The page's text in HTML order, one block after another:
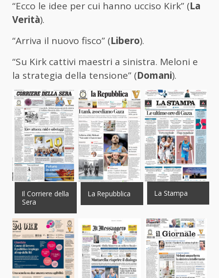
“Ecco le idee per cui hanno ucciso Kirk” (La
Verità).
“Arriva il nuovo fisco” (Libero).
“Su Kirk cattivi maestri a sinistra. Meloni e
la strategia della tensione” (Domani).
Il Corriere della
Sera
La Repubblica La Stampa